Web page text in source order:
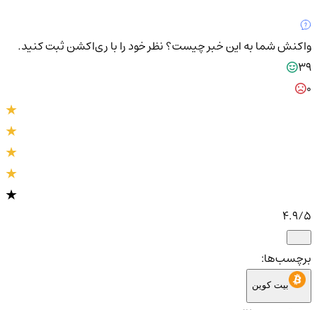
واکنش شما به این خبر چیست؟نظر خود را با ری‌اکشن ثبت کنید.
39
4.9/5
برچسب‌ها:
بیت کوین